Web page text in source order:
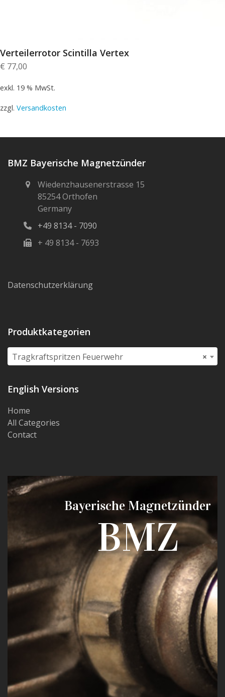
Verteilerrotor Scintilla Vertex
€ 77,00
exkl. 19 % MwSt.
zzgl. Versandkosten
BMZ Bayerische Magnetzünder
Wiedenzhausenerstrasse 15
85254 Orthofen
Germany
+49 8134 - 7090
+ 49 8134 - 7693
Datenschutzerklärung
Produktkategorien
×
Tragkraftspritzen Feuerwehr
English Versions
Home
All Categories
Contact
Bayerische Magnetzünder
BMZ